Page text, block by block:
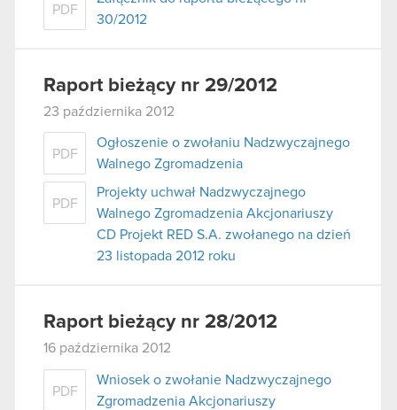
PDF
30/2012
Raport bieżący nr 29/2012
23 października 2012
PDF
Ogłoszenie o zwołaniu Nadzwyczajnego
Walnego Zgromadzenia
PDF
Projekty uchwał Nadzwyczajnego
Walnego Zgromadzenia Akcjonariuszy
CD Projekt RED S.A. zwołanego na dzień
23 listopada 2012 roku
Raport bieżący nr 28/2012
16 października 2012
PDF
Wniosek o zwołanie Nadzwyczajnego
Zgromadzenia Akcjonariuszy